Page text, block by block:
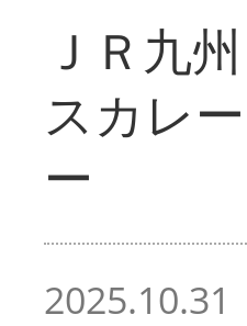
ＪＲ九
スカレ
ー
2025.10.31